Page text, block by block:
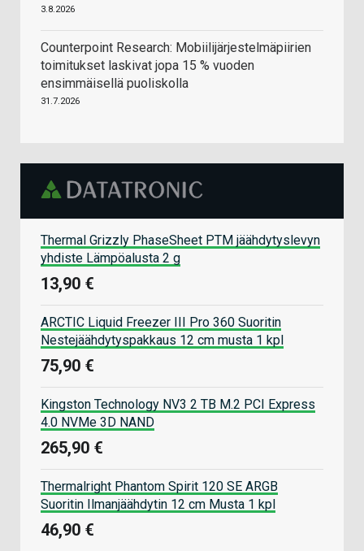
3.8.2026
Counterpoint Research: Mobiilijärjestelmäpiirien
toimitukset laskivat jopa 15 % vuoden
ensimmäisellä puoliskolla
31.7.2026
Thermal Grizzly PhaseSheet PTM jäähdytyslevyn
yhdiste Lämpöalusta 2 g
13,90 €
ARCTIC Liquid Freezer III Pro 360 Suoritin
Nestejäähdytyspakkaus 12 cm musta 1 kpl
75,90 €
Kingston Technology NV3 2 TB M.2 PCI Express
4.0 NVMe 3D NAND
265,90 €
Thermalright Phantom Spirit 120 SE ARGB
Suoritin Ilmanjäähdytin 12 cm Musta 1 kpl
46,90 €